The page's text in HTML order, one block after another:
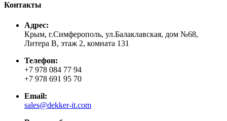
Контакты
Адрес:
Крым, г.Симферополь, ул.Балаклавская, дом №68,
Литера В, этаж 2, комната 131
Телефон:
+7 978 084 77 94
+7 978 691 95 70
Email:
sales@dekker-it.com